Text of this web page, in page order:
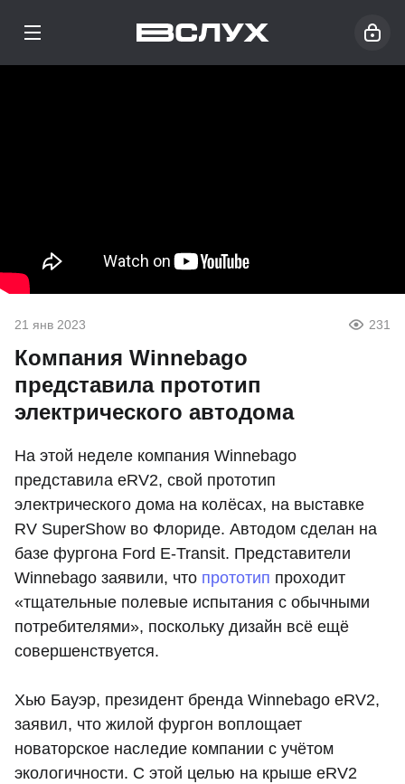
21 янв 2023 231
Компания Winnebago
представила прототип
электрического автодома
На этой неделе компания Winnebago
представила eRV2, свой прототип
электрического дома на колёсах, на выставке
RV SuperShow во Флориде. Автодом сделан на
базе фургона Ford E-Transit. Представители
Winnebago заявили, что прототип проходит
«тщательные полевые испытания с обычными
потребителями», поскольку дизайн всё ещё
совершенствуется.
Хью Бауэр, президент бренда Winnebago eRV2,
заявил, что жилой фургон воплощает
новаторское наследие компании с учётом
экологичности. С этой целью на крыше eRV2